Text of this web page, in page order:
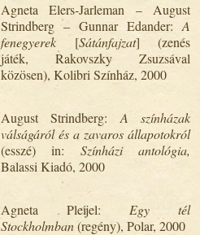
Agneta Elers-Jarleman – August
Strindberg – Gunnar Edander: A
fenegyerek [Sátánfajzat] (zenés
játék, Rakovszky Zsuzsával
közösen), Kolibri Színház, 2000
August Strindberg: A színházak
válságáról és a zavaros állapotokról
(esszé) in: Színházi antológia,
Balassi Kiadó, 2000
Agneta Pleijel: Egy tél
Stockholmban(regény), Polar, 2000